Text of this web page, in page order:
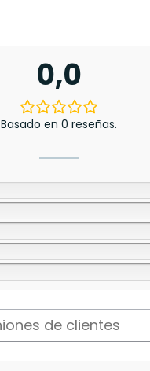
0,0
Basado en 0 reseñas.